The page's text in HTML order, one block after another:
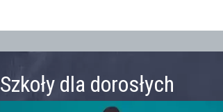
Szkoły dla dorosłych